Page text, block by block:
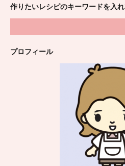
作りたいレシピのキーワードを入
プロフィール